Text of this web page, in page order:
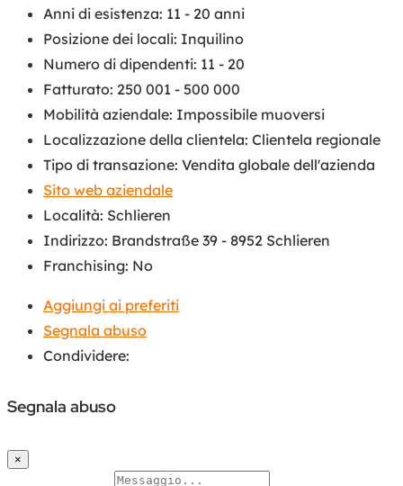
Anni di esistenza: 11 - 20 anni
Posizione dei locali: Inquilino
Numero di dipendenti: 11 - 20
Fatturato: 250 001 - 500 000
Mobilità aziendale: Impossibile muoversi
Localizzazione della clientela: Clientela regionale
Tipo di transazione: Vendita globale dell'azienda
Sito web aziendale
Località: Schlieren
Indirizzo: Brandstraße 39 - 8952 Schlieren
Franchising: No
Aggiungi ai preferiti
Segnala abuso
Condividere:
Segnala abuso
×